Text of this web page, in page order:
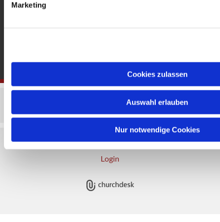
Marketing
Cookies zulassen
Auswahl erlauben
Nur notwendige Cookies
Impressum Datenschutzerklärung
ChurchDesk-
Login